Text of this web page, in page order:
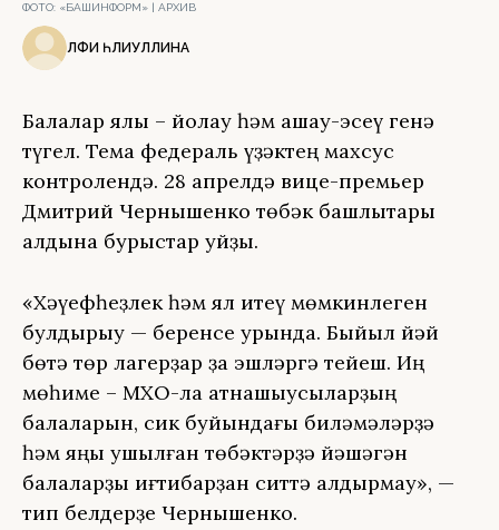
ФОТО: «БАШИНФОРМ» | АРХИВ
ӘЛФИӘ ӘҺЛИУЛЛИНА
Балалар ялы – йоҡлау һәм ашау-эсеү генә
түгел. Тема федераль үҙәктең махсус
контролендә. 28 апрелдә вице-премьер
Дмитрий Чернышенко төбәк башлыҡтары
алдына бурыстар ҡуйҙы.
«Хәүефһеҙлек һәм ял итеү мөмкинлеген
булдырыу — беренсе урында. Быйыл йәй
бөтә төр лагерҙар ҙа эшләргә тейеш. Иң
мөһиме – МХО-ла ҡатнашыусыларҙың
балаларын, сик буйындағы биләмәләрҙә
һәм яңы ҡушылған төбәктәрҙә йәшәгән
балаларҙы иғтибарҙан ситтә ҡалдырмау», —
тип белдерҙе Чернышенко.